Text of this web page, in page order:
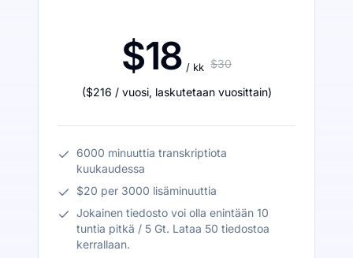
$18 / kk $30
($216 / vuosi, laskutetaan vuosittain)
6000 minuuttia transkriptiota
kuukaudessa
$20 per 3000 lisäminuuttia
Jokainen tiedosto voi olla enintään 10
tuntia pitkä / 5 Gt. Lataa 50 tiedostoa
kerrallaan.